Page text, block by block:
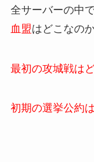
全サーバーの中で
血盟はどこなの
最初の攻城戦は
初期の選挙公約